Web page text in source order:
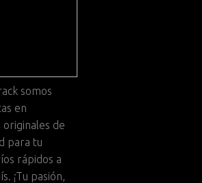
somos
en
originales de
para tu
rápidos a
¡Tu pasión,